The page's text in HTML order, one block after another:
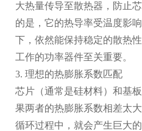
大热量传导至散热器，防止
的是，它的热导率受温度影
下，依然能保持稳定的散热
工作的功率器件至关重要。
3. 理想的热膨胀系数匹配
芯片（通常是硅材料）和基
果两者的热膨胀系数相差太
循环过程中，就会产生巨大